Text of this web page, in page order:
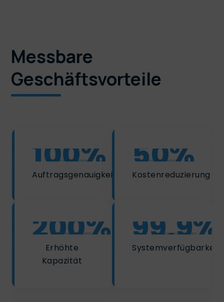
Messbare
Geschäftsvorteile
100%
Auftragsgenauigkeit
50%
Kostenreduzierung
200%
Erhöhte
Kapazität
99,9%
Systemverfügbarkeit